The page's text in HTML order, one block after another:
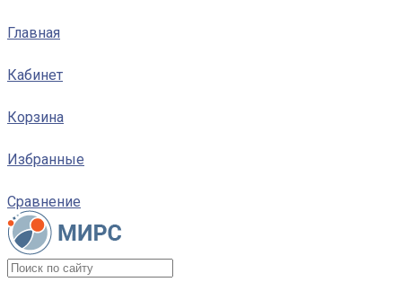
Главная
Кабинет
Корзина
Избранные
Сравнение